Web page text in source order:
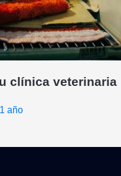
clínica veterinaria
1 año